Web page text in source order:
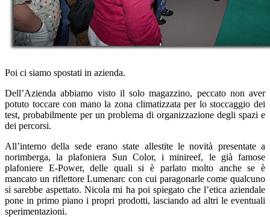
Poi ci siamo spostati in azienda.
Dell’Azienda abbiamo visto il solo magazzino, peccato non aver
potuto toccare con mano la zona climatizzata per lo stoccaggio dei
test, probabilmente per un problema di organizzazione degli spazi e
dei percorsi.
All’interno della sede erano state allestite le novità presentate a
norimberga, la plafoniera Sun Color, i minireef, le già famose
plafoniere E-Power, delle quali si è parlato molto anche se è
mancato un riflettore Lumenarc con cui paragonarle come qualcuno
si sarebbe aspettato. Nicola mi ha poi spiegato che l’etica aziendale
pone in primo piano i propri prodotti, lasciando ad altri le eventuali
sperimentazioni.